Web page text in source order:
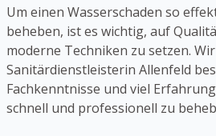
Um einen Wasserschaden so
beheben, ist es wichtig, auf
moderne Techniken zu setzen.
Sanitärdienstleisterin Allenfeld
Fachkenntnisse und viel
schnell und professionell zu